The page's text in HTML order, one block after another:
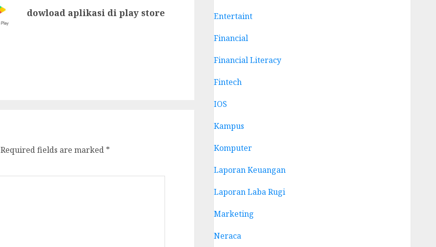
dowload aplikasi di play store
Required fields are marked *
Entertaint
Financial
Financial Literacy
Fintech
IOS
Kampus
Komputer
Laporan Keuangan
Laporan Laba Rugi
Marketing
Neraca